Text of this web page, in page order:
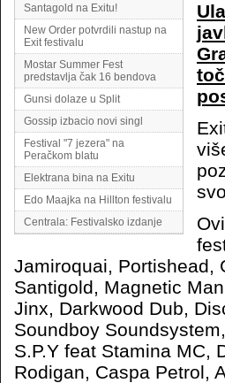
Santagold na Exitu!
New Order potvrdili nastup na
Exit festivalu
Mostar Summer Fest
predstavlja čak 16 bendova
Gunsi dolaze u Split
Gossip izbacio novi singl
Festival "7 jezera" na
Peračkom blatu
Elektrana bina na Exitu
Edo Maajka na Hillton festivalu
Centrala: Festivalsko izdanje
Jamiroquai, Portishead,
Santigold, Magnetic
Jinx, Darkwood Dub,
Soundboy
S.P.Y feat Stamina MC,
Rodigan, Caspa Petrol,